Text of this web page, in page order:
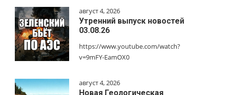
август 4, 2026
Утренний выпуск новостей
03.08.26
https://www.youtube.com/watch?
v=9mFY-EamOX0
август 4, 2026
Новая Геологическая